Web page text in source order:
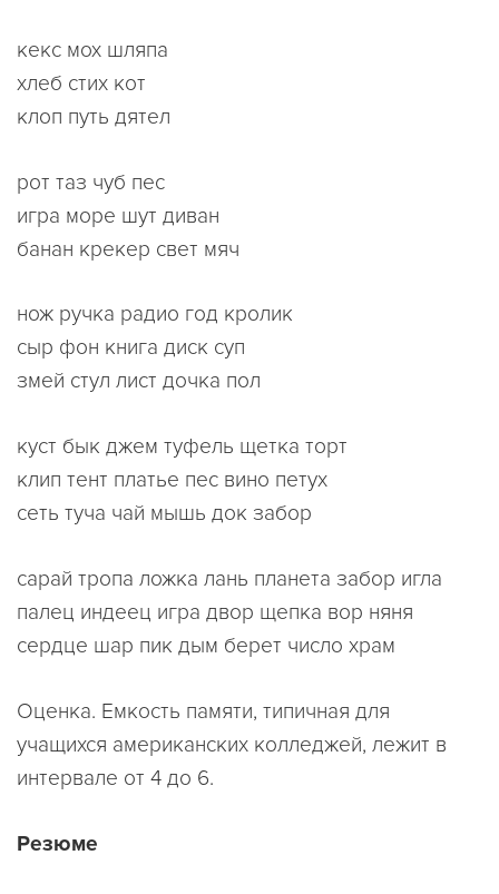
кекс мох шляпа
хлеб стих кот
клоп путь дятел
рот таз чуб пес
игра море шут диван
банан крекер свет мяч
нож ручка радио год кролик
сыр фон книга диск суп
змей стул лист дочка пол
куст бык джем туфель щетка торт
клип тент платье пес вино петух
сеть туча чай мышь док забор
сарай тропа ложка лань планета забор игла
палец индеец игра двор щепка вор няня
сердце шар пик дым берет число храм
Оценка. Емкость памяти, типичная для
учащихся американских колледжей, лежит в
интервале от 4 до 6.
Резюме